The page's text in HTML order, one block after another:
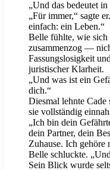
„Und das bedeutet
„Für immer,“ sagte
einfach: ein Leben.“
Belle fühlte, wie
zusammenzog —
Fassungslosigkeit
juristischer Klarheit.
„Und was ist ein
dich.“
Diesmal lehnte
sie vollständig
„Ich bin dein
dein Partner, dein
Zuhause. Ich gehöre
Belle schluckte.
Sein Blick wurde